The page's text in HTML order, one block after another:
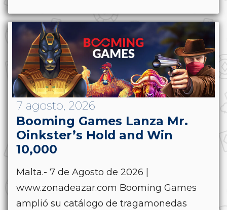
7 agosto, 2026
Booming Games Lanza Mr.
Oinkster’s Hold and Win
10,000
Malta.- 7 de Agosto de 2026 |
www.zonadeazar.com Booming Games
amplió su catálogo de tragamonedas